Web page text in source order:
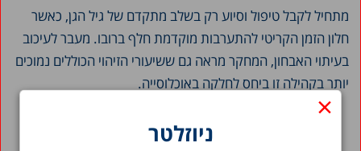
×
ניוזלטר
מתחיל לקבל טיפול וסיוע רק בשלב מתקדם של גיל הגן, כאשר
חלון הזמן הקריטי להתערבות מוקדמת חלף ברובו. מעבר לעיכוב
בעיתוי האבחון, המחקר מראה גם ששיעורי הזיהוי הכוללים נמוכים
יותר בקהילה זו ביחס לחלקה באוכלוסייה.
הפער הכפול: אי-שוויון בשיעור הזיהוי ובגיל הזכאות
לאוטיזם בישראל